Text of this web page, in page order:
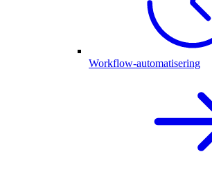
Workflow-automatisering